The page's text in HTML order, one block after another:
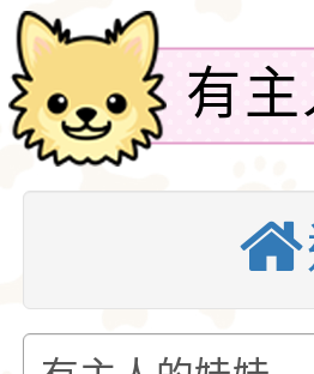
吉娃娃有
警惕，動
格和嬌小
愛。吉娃
小型玩具
犬的狩獵
1890年，
娃娃藏在
后阿德
Patti），
娃娃成為
吉娃娃專
犬舍 。
吉娃娃犬
4月30日
吉娃娃有
有
左
款